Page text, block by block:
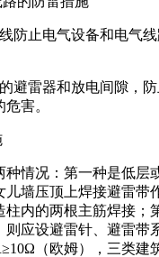
防止电气设备和电气
避雷器和放电间隙，
害。
种情况：第一种是低层
儿墙压顶上焊接避雷带
内的两根主筋焊接；
则应设避雷针、避雷带
（欧姆），三类建